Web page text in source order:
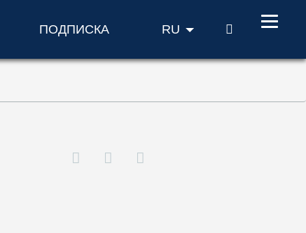
ПОДПИСКА RU ПОИСК